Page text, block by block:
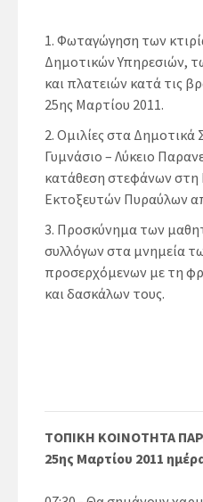
Φωταγώγηση των
Δημοτικών Υπηρεσιών,
και πλατειών κατά τις
25ης Μαρτίου 2011.
Ομιλίες στα Δημοτικά
Γυμνάσιο – Λύκειο
κατάθεση στεφάνων
Εκτοξευτών Πυραύλων
Προσκύνημα των
συλλόγων στα μνημεία
προσερχόμενων με τη
και δασκάλων τους.
ΤΟΠΙΚΗ ΚΟΙΝΟΤΗΤΑ
25ης Μαρτίου 2011